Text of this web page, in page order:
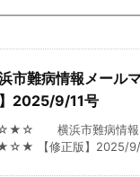
市難病情報メール
2025/9/11号
横浜市難病情報
【修正版】2025/9/